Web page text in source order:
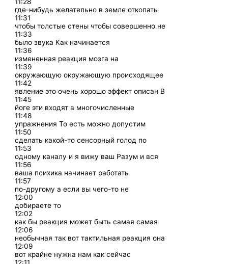
где-нибудь желательно в земле откопать
11:31
чтобы толстые стены чтобы совершенно не
11:33
было звука Как начинается
11:36
измененная реакция мозга на
11:39
окружающую окружающую происходящее
11:42
явление это очень хорошо эффект описан В
11:45
йоге эти входят в многочисленные
11:48
упражнения То есть можно допустим
11:50
сделать какой-то сенсорный голод по
11:53
одному каналу и я вижу ваш Разум и вся
11:56
ваша психика начинает работать
11:57
по-другому а если вы чего-то не
12:00
добираете то
12:02
как бы реакция может быть самая самая
12:06
необычная так вот тактильная реакция она
12:09
вот крайне нужна нам как сейчас